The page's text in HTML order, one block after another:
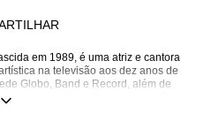
em 1989, é uma atriz e cantora
na televisão aos dez anos de
Globo, Band e Record, além de
cinematográficas. Segue a religião